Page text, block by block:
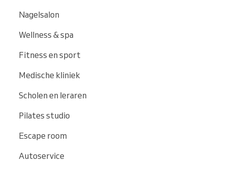
Nagelsalon
Wellness & spa
Fitness en sport
Medische kliniek
Scholen en leraren
Pilates studio
Escape room
Autoservice